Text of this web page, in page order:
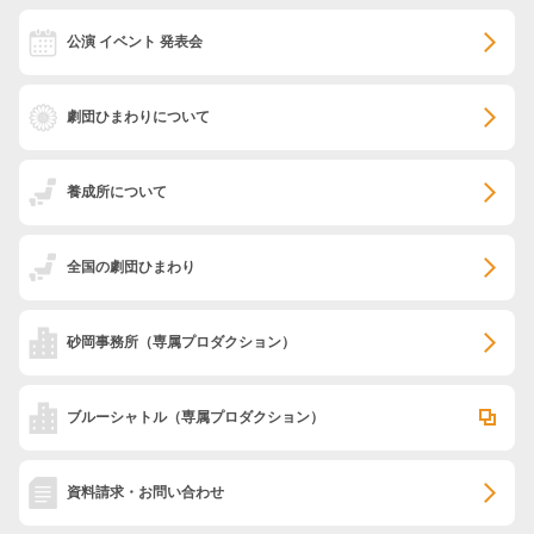
公演 イベント 発表会
劇団ひまわりについて
養成所について
全国の劇団ひまわり
砂岡事務所 （専属プロダクション）
ブルーシャトル（専属プロダクション）
資料請求・お問い合わせ